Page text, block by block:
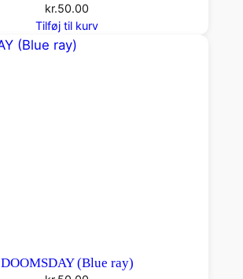
kr.50.00
Tilføj til kurv
DOOMSDAY (Blue ray)